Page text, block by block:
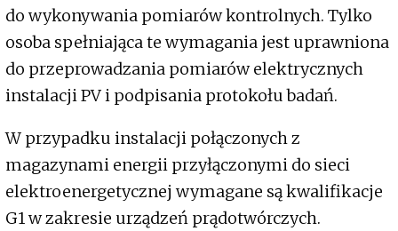
do wykonywania pomiarów kontrolnych. Tylko
osoba spełniająca te wymagania jest uprawniona
do przeprowadzania pomiarów elektrycznych
instalacji PV i podpisania protokołu badań.
W przypadku instalacji połączonych z
magazynami energii przyłączonymi do sieci
elektroenergetycznej wymagane są kwalifikacje
G1 w zakresie urządzeń prądotwórczych.